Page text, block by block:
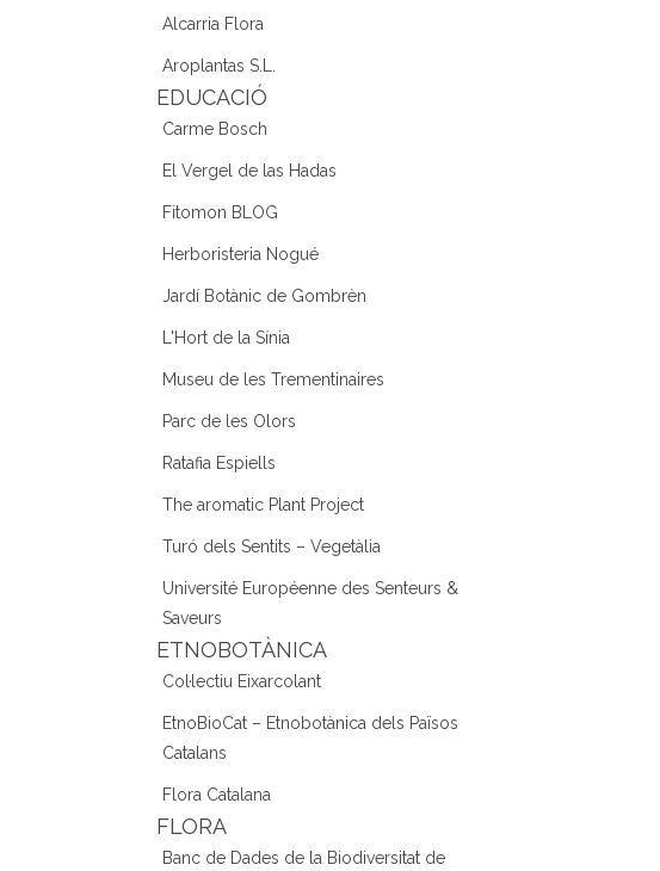
Alcarria Flora
Aroplantas S.L.
EDUCACIÓ
Carme Bosch
El Vergel de las Hadas
Fitomon BLOG
Herboristeria Nogué
Jardí Botànic de Gombrèn
L'Hort de la Sínia
Museu de les Trementinaires
Parc de les Olors
Ratafia Espiells
The aromatic Plant Project
Turó dels Sentits – Vegetàlia
Université Européenne des Senteurs &
Saveurs
ETNOBOTÀNICA
Col·lectiu Eixarcolant
EtnoBioCat – Etnobotànica dels Països
Catalans
Flora Catalana
FLORA
Banc de Dades de la Biodiversitat de